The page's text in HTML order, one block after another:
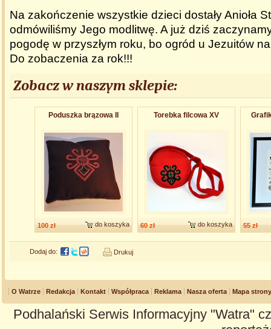
Na zakończenie wszystkie dzieci dostały Anioła
odmówiliśmy Jego modlitwę. A już dziś
pogodę w przyszłym roku, bo ogród u Jezuitów
Do zobaczenia za rok!!!
Zobacz w naszym sklepie:
Poduszka brązowa II
100 zł do koszyka
Torebka filcowa XV
60 zł do koszyka 55 zł
Dodaj do: Drukuj
O Watrze Redakcja Kontakt Współpraca Reklama Nasza oferta Mapa strony
Podhalański Serwis Informacyjny "Watra"